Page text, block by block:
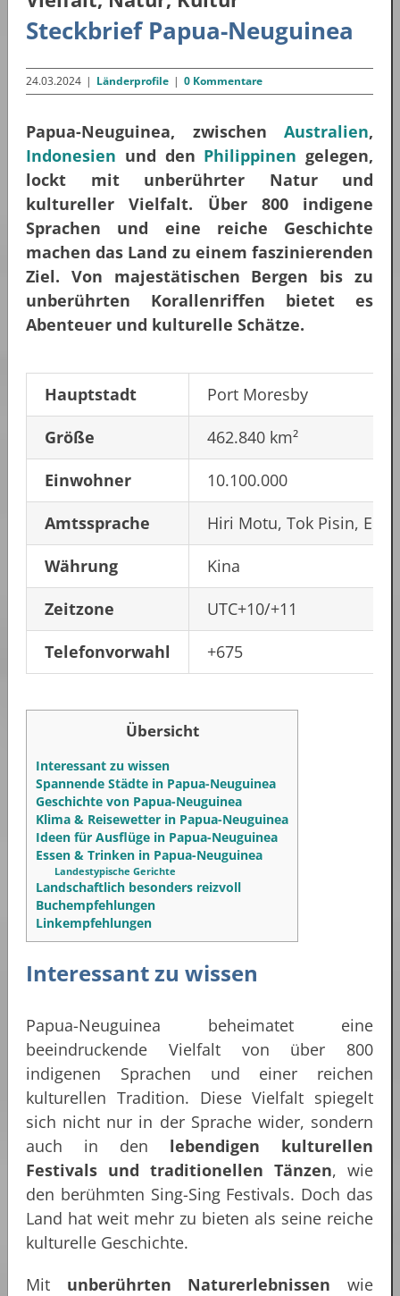
Steckbrief Papua-Neuguinea
24.03.2024 | Länderprofile | 0 Kommentare
Papua-Neuguinea, zwischen Australien,
Indonesien und den Philippinen gelegen,
lockt mit unberührter Natur und
kultureller Vielfalt. Über 800 indigene
Sprachen und eine reiche Geschichte
machen das Land zu einem faszinierenden
Ziel. Von majestätischen Bergen bis zu
unberührten Korallenriffen bietet es
Abenteuer und kulturelle Schätze.
Hauptstadt
Port Moresby
Größe
462.840 km²
Einwohner
10.100.000
Amtssprache
Hiri Motu, Tok Pisin,
Währung
Kina
Zeitzone
UTC+10/+11
Telefonvorwahl
+675
Übersicht
Interessant zu wissen
Spannende Städte in Papua-Neuguinea
Geschichte von Papua-Neuguinea
Klima & Reisewetter in Papua-Neuguinea
Ideen für Ausflüge in Papua-Neuguinea
Essen & Trinken in Papua-Neuguinea
Landestypische Gerichte
Landschaftlich besonders reizvoll
Buchempfehlungen
Linkempfehlungen
Interessant zu wissen
Papua-Neuguinea beheimatet eine
beeindruckende Vielfalt von über 800
indigenen Sprachen und einer reichen
kulturellen Tradition. Diese Vielfalt spiegelt
sich nicht nur in der Sprache wider, sondern
auch in den lebendigen kulturellen
Festivals und traditionellen Tänzen, wie
den berühmten Sing-Sing Festivals. Doch das
Land hat weit mehr zu bieten als seine reiche
kulturelle Geschichte.
Mit unberührten Naturerlebnissen wie